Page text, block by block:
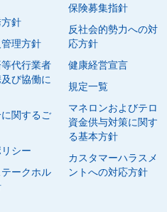
針
理方針
代行業者
び協働に
関するご
シー
ークホル
保険募集指針
反社会的勢力への対
応方針
健康経営宣言
規定一覧
マネロンおよびテロ
資金供与対策に関す
る基本方針
カスタマーハラスメ
ントへの対応方針